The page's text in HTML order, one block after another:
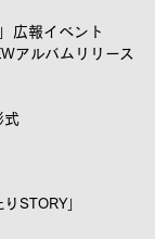
広報イベント
アルバムリリース
式
STORY」